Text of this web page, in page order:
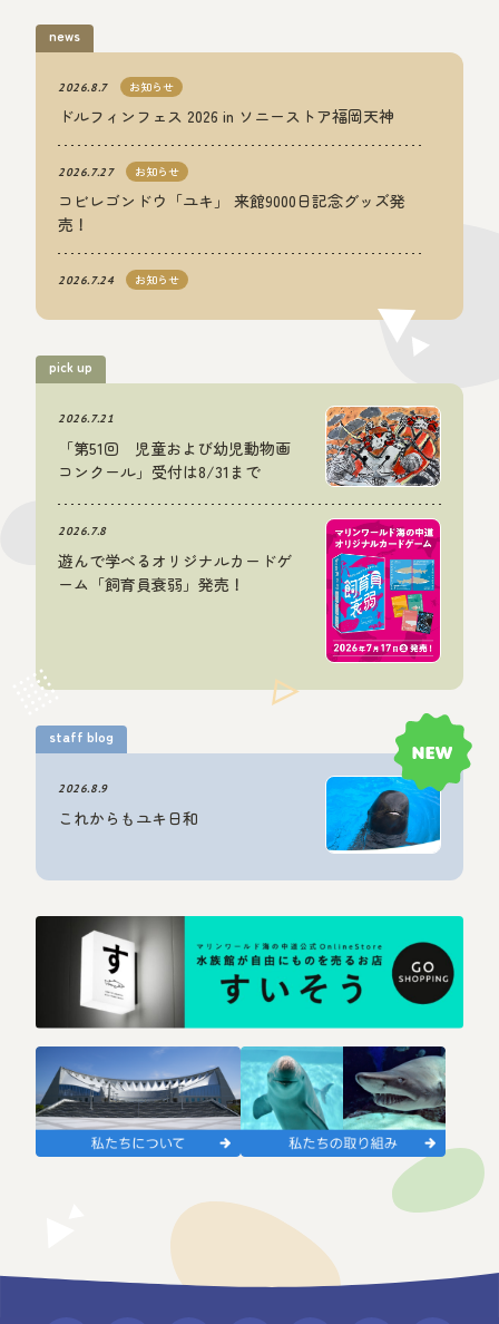
news
2026.8.7 お知らせ
ドルフィンフェス 2026 in ソニーストア福岡天神
2026.7.27 お知らせ
コビレゴンドウ「ユキ」 来館9000日記念グッズ発
売！
2026.7.24 お知らせ
2026.7.15
2026.6.18 お知らせ
【特定日限定】イルカ・アシカショー前方予約席を
販売します
pick up
2026.7.21
「第51回 児童および幼児動物画
コンクール」受付は8/31まで
2026.7.8
遊んで学べるオリジナルカードゲ
ーム「飼育員衰弱」発売！
staff blog
2026.8.9
これからもユキ日和